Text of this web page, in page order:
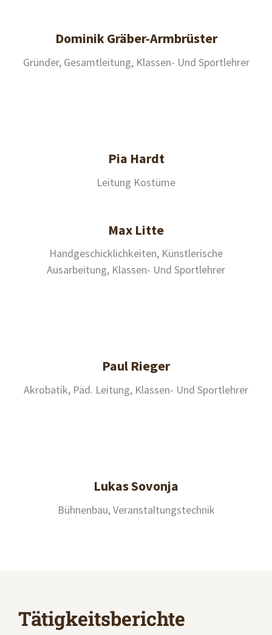
Dominik Gräber-Armbrüster
Gründer, Gesamtleitung, Klassen- Und Sportlehrer
Pia Hardt
Leitung Kostüme
Max Litte
Handgeschicklichkeiten, Künstlerische
Ausarbeitung, Klassen- Und Sportlehrer
Paul Rieger
Akrobatik, Päd. Leitung, Klassen- Und Sportlehrer
Lukas Sovonja
Bühnenbau, Veranstaltungstechnik
Tätigkeitsberichte